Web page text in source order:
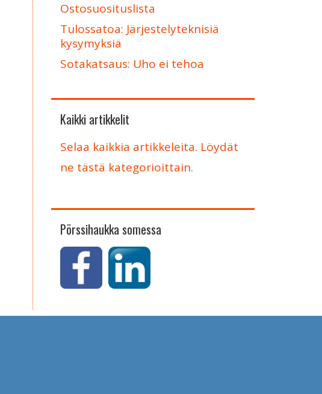
Ostosuosituslista
Tulossatoa: Järjestelyteknisiä
kysymyksiä
Sotakatsaus: Uho ei tehoa
Kaikki artikkelit
Selaa kaikkia artikkeleita. Löydät
ne tästä kategorioittain.
Pörssihaukka somessa